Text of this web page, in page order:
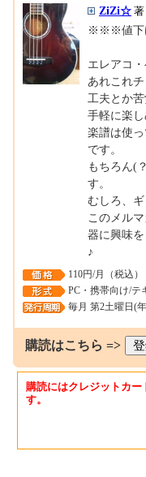
ZiZi☆ 著
※※※値下
エレアコ
あれこれ
工夫とか
手軽に楽し
楽譜は使
です。
もちろん(
す。
むしろ、
このメル
器に興味
♪
110円/月（税込）
PC・携帯向け/テ
毎月 第2土曜日(
購読はこちら =>
購読にはクレジットカー
す。